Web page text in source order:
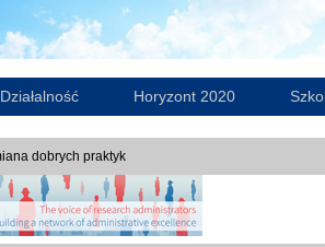
Działalność Horyzont 2020
dobrych praktyk